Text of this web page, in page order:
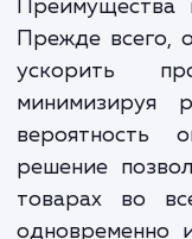
любые
специально
легко
Прежде